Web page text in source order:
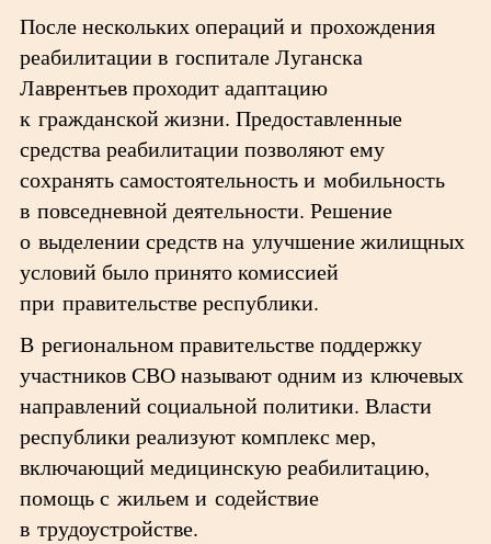
После нескольких операций и прохождения
реабилитации в госпитале Луганска
Лаврентьев проходит адаптацию
к гражданской жизни. Предоставленные
средства реабилитации позволяют ему
сохранять самостоятельность и мобильность
в повседневной деятельности. Решение
о выделении средств на улучшение жилищных
условий было принято комиссией
при правительстве республики.
В региональном правительстве поддержку
участников СВО называют одним из ключевых
направлений социальной политики. Власти
республики реализуют комплекс мер,
включающий медицинскую реабилитацию,
помощь с жильем и содействие
в трудоустройстве.